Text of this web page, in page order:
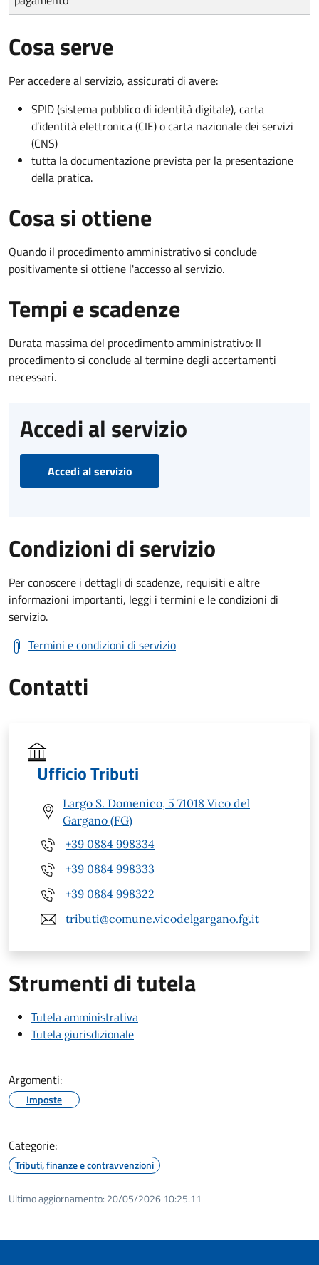
Cosa serve
Per accedere al servizio, assicurati di avere:
SPID (sistema pubblico di identità digitale), carta
d’identità elettronica (CIE) o carta nazionale dei servizi
(CNS)
tutta la documentazione prevista per la presentazione
della pratica.
Cosa si ottiene
Quando il procedimento amministrativo si conclude
positivamente si ottiene l'accesso al servizio.
Tempi e scadenze
Durata massima del procedimento amministrativo: Il
procedimento si conclude al termine degli accertamenti
necessari.
Accedi al servizio
Accedi al servizio
Condizioni di servizio
Per conoscere i dettagli di scadenze, requisiti e altre
informazioni importanti, leggi i termini e le condizioni di
servizio.
Termini e condizioni di servizio
Contatti
Ufficio Tributi
Largo S. Domenico, 5 71018 Vico del
Gargano (FG)
+39 0884 998334
+39 0884 998333
+39 0884 998322
tributi@comune.vicodelgargano.fg.it
Strumenti di tutela
Tutela amministrativa
Tutela giurisdizionale
Argomenti:
Imposte
Categorie:
Tributi, finanze e contravvenzioni
Ultimo aggiornamento: 20/05/2026 10:25.11